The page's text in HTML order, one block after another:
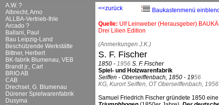
A.W. ?
Albrecht, Arno
ALLBA-Vertrieb-Ihle
Arcado ?
Ballani, Paul
Bau Leipzig-Land
Beschützende Werkstätte
Bittner, Herbert
BK-fabrik Blumenau, VEB
Brandt jr., Carl
BRIO AB
CAB
Drechsel, G. Blumenau
Dürener Spielwarenfabrik
Dusyma
<<zurück
Baukastenmenü
Quelle: Ulf Leinweber (Herausgeber)
Drei Lilien Edition
(Anmerkungen J.K.)
S. F. Fischer
1850 - 1956 S. F. Fischer
Spiel- und Holzwarenfabrik
Seiffen - Oberseiffenbach, 1850 - 1956
KG, Kurort Seiffen, OT Oberseiffenbach,
Samuel Friedrich Fischer gründete 1850